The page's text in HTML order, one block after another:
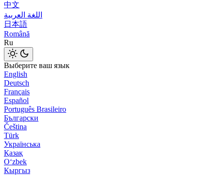
中文
اللغة العربية
日本語
Română
Ru
Выберите ваш язык
English
Deutsch
Français
Español
Português Brasileiro
Български
Čeština
Türk
Українська
Қазақ
Оʻzbek
Кыргыз